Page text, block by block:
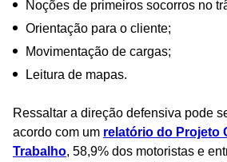
Noções de primeiros socorros no
Orientação para o cliente;
Movimentação de cargas;
Leitura de mapas.
Ressaltar a direção defensiva pode
acordo com um relatório do Projeto
Trabalho, 58,9% dos motoristas e